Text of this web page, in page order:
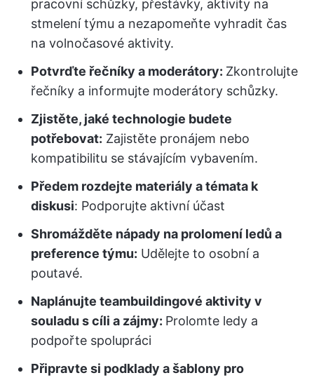
pracovní schůzky, přestávky, aktivity na
stmelení týmu a nezapomeňte vyhradit čas
na volnočasové aktivity.
Potvrďte řečníky a moderátory: Zkontrolujte
řečníky a informujte moderátory schůzky.
Zjistěte, jaké technologie budete
potřebovat: Zajistěte pronájem nebo
kompatibilitu se stávajícím vybavením.
Předem rozdejte materiály a témata k
diskusi: Podporujte aktivní účast
Shromážděte nápady na prolomení ledů a
preference týmu: Udělejte to osobní a
poutavé.
Naplánujte teambuildingové aktivity v
souladu s cíli a zájmy: Prolomte ledy a
podpořte spolupráci
Připravte si podklady a šablony pro